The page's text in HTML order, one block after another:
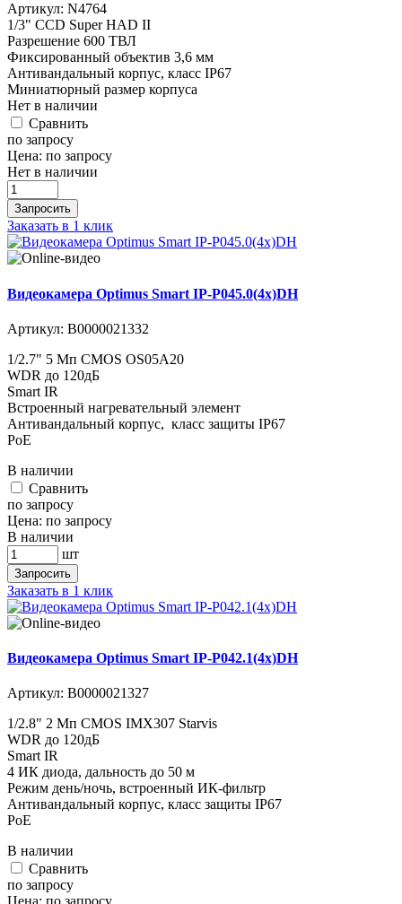
Артикул: N4764
1/3" CCD Super HAD II
Разрешение 600 ТВЛ
Фиксированный объектив 3,6 мм
Антивандальный корпус, класс IP67
Миниатюрный размер корпуса
Нет в наличии
Cравнить
по запросу
Цена: по запросу
Нет в наличии
Запросить
Заказать в 1 клик
Видеокамера Optimus Smart IP-P045.0(4x)DH
Артикул: В0000021332
1/2.7" 5 Мп CMOS OS05A20
WDR до 120дБ
Smart IR
Встроенный нагревательный элемент
Антивандальный корпус, класс защиты IР67
PoE
В наличии
Cравнить
по запросу
Цена: по запросу
В наличии
шт
Запросить
Заказать в 1 клик
Видеокамера Optimus Smart IP-P042.1(4x)DH
Артикул: В0000021327
1/2.8" 2 Мп CMOS IMX307 Starvis
WDR до 120дБ
Smart IR
4 ИК диода, дальность до 50 м
Режим день/ночь, встроенный ИК-фильтр
Антивандальный корпус, класс защиты IР67
PoE
В наличии
Cравнить
по запросу